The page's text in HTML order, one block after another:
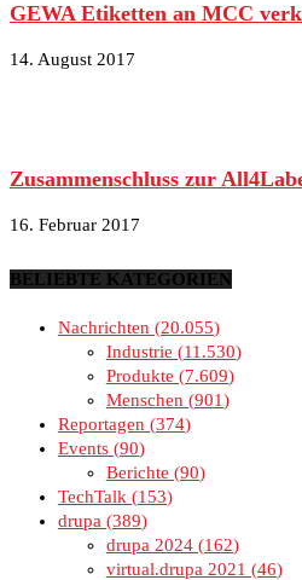
GEWA Etiketten an MCC
14. August 2017
Zusammenschluss zur
16. Februar 2017
BELIEBTE KATEGORIEN
Nachrichten
20.055
Industrie
11.530
Produkte
7.609
Menschen
901
Reportagen
374
Events 90
Berichte
90
TechTalk
153
drupa
389
drupa 2024
162
virtual.drupa 2021
46